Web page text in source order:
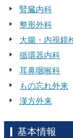
腎臓内科
整形外科
大腸・内視鏡
循環器内科
耳鼻咽喉科
もの忘れ外来
漢方外来
基本情報